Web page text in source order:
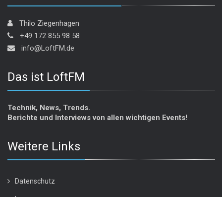
Thilo Ziegenhagen
+49 172 855 98 58
info@LoftFM.de
Das ist LoftFM
Technik, News, Trends.
Berichte und Interviews von allen wichtigen Events!
Weitere Links
Datenschutz